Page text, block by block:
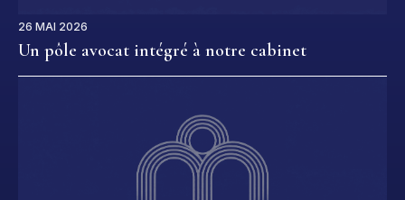
26 MAI 2026
Un pôle avocat intégré à notre cabinet